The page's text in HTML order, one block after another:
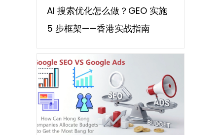
AI 搜索优化怎么做？GEO 实施
5 步框架——香港实战指南